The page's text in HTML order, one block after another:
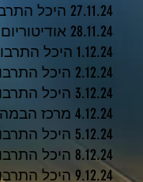
27.11.24 היכל התרבות ראש העין - בשעה 17:30
28.11.24 אודיטוריום רוזין - בשעה 17:30
1.12.24 היכל התרבות אור עקיבא - בשעה 17:30
2.12.24 היכל התרבות רעננה - בשעה 17:30
3.12.24 היכל התרבות רחובות - בשעה 17:30
4.12.24 מרכז הבמה גני תקוה- בשעה 16:00+18:00
5.12.24 היכל התרבות קרית גת - בשעה 17:30
8.12.24 היכל התרבות מודיעין - בשעה 17:30
9.12.24 היכל התרבות פ״ת - בשעה 17:30